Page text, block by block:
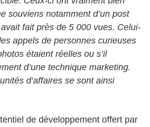
souviens notamment d’un post
fait près de 5 000 vues. Celui-
appels de personnes curieuses
étaient réelles ou s’il
d’une technique marketing.
d’affaires se sont ainsi
de développement offert par